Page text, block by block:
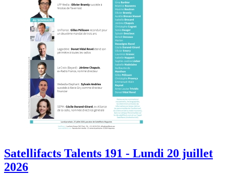
Satellifacts Talents 191 - Lundi 20 juillet
2026